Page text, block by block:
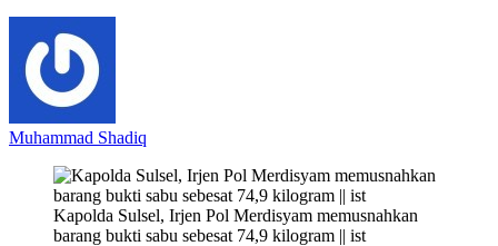
Muhammad Shadiq
Kapolda Sulsel, Irjen Pol Merdisyam memusnahkan
barang bukti sabu sebesat 74,9 kilogram || ist